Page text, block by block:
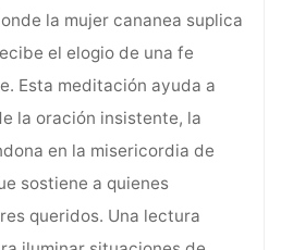
la mujer cananea suplica
el elogio de una fe
Esta meditación ayuda a
la oración insistente, la
en la misericordia de
sostiene a quienes
queridos. Una lectura